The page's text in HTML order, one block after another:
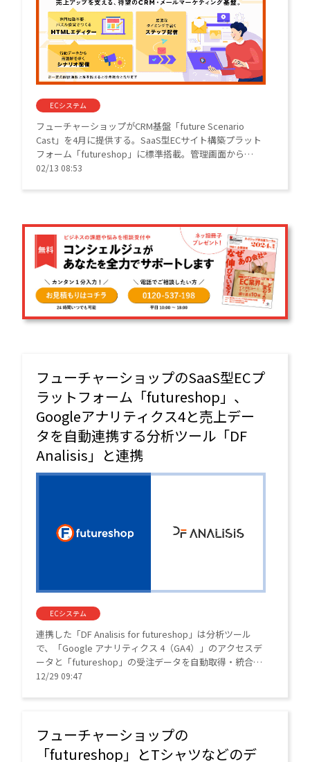
ECシステム
フューチャーショップがCRM基盤「future Scenario
Cast」を4月に提供する。SaaS型ECサイト構築プラット
フォーム「futureshop」に標準搭載。管理画面から
HTMLメールやステップ配信を操作でき、LINE連携も可
02/13 08:53
フューチャーショップのSaaS型ECプ
ラットフォーム「futureshop」、
Googleアナリティクス4と売上デー
タを自動連携する分析ツール「DF
Analisis」と連携
ECシステム
連携した「DF Analisis for futureshop」は分析ツール
で、「Google アナリティクス 4（GA4）」のアクセスデ
ータと「futureshop」の受注データを自動取得・統合
し、売り上げやアクセス状況を一画面で可視化する。
12/29 09:47
フューチャーショップの
「futureshop」とTシャツなどのデ